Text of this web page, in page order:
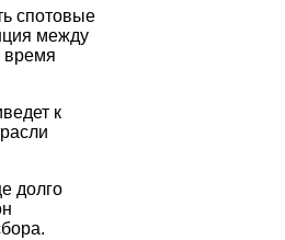
спотовые
между
время
к
долго